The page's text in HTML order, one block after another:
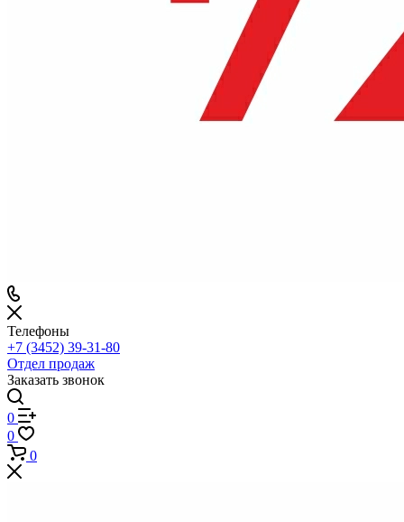
Телефоны
+7 (3452) 39-31-80
Отдел продаж
Заказать звонок
0
0
0